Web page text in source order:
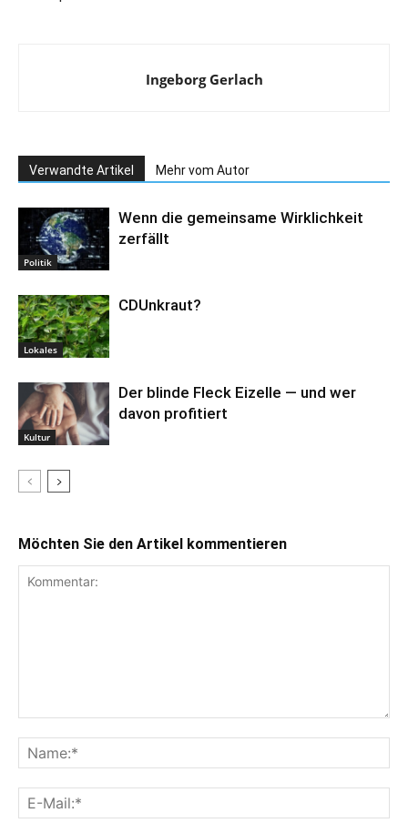
Ingeborg Gerlach
Verwandte Artikel Mehr vom Autor
Politik
Wenn die gemeinsame Wirklichkeit
zerfällt
Lokales
CDUnkraut?
Kultur
Der blinde Fleck Eizelle — und wer
davon profitiert
Möchten Sie den Artikel kommentieren